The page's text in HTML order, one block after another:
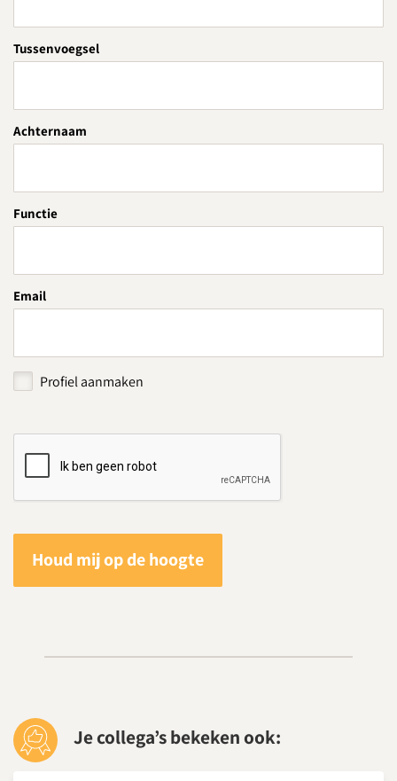
Tussenvoegsel
Achternaam
Functie
Email
Profiel aanmaken
Houd mij op de hoogte
Je collega’s bekeken ook: